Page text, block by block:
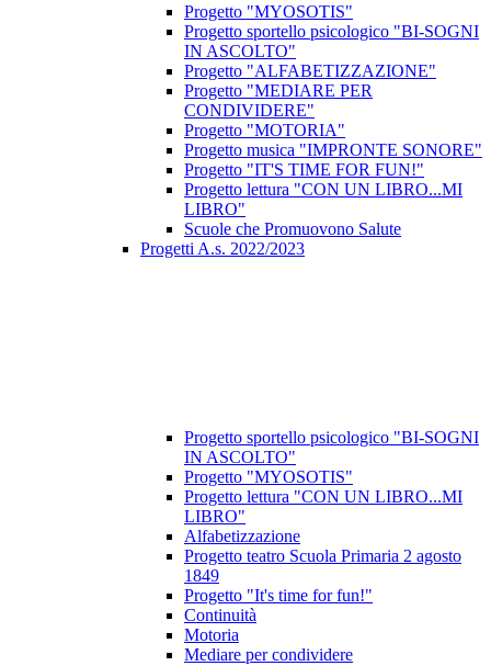
Progetto "MYOSOTIS"
Progetto sportello psicologico "BI-SOGNI
IN ASCOLTO"
Progetto "ALFABETIZZAZIONE"
Progetto "MEDIARE PER
CONDIVIDERE"
Progetto "MOTORIA"
Progetto musica "IMPRONTE SONORE"
Progetto "IT'S TIME FOR FUN!"
Progetto lettura "CON UN LIBRO...MI
LIBRO"
Scuole che Promuovono Salute
Progetti A.s. 2022/2023
Progetto sportello psicologico "BI-SOGNI
IN ASCOLTO"
Progetto "MYOSOTIS"
Progetto lettura "CON UN LIBRO...MI
LIBRO"
Alfabetizzazione
Progetto teatro Scuola Primaria 2 agosto
1849
Progetto "It's time for fun!"
Continuità
Motoria
Mediare per condividere